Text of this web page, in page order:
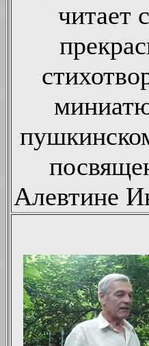
читает
Алевтине